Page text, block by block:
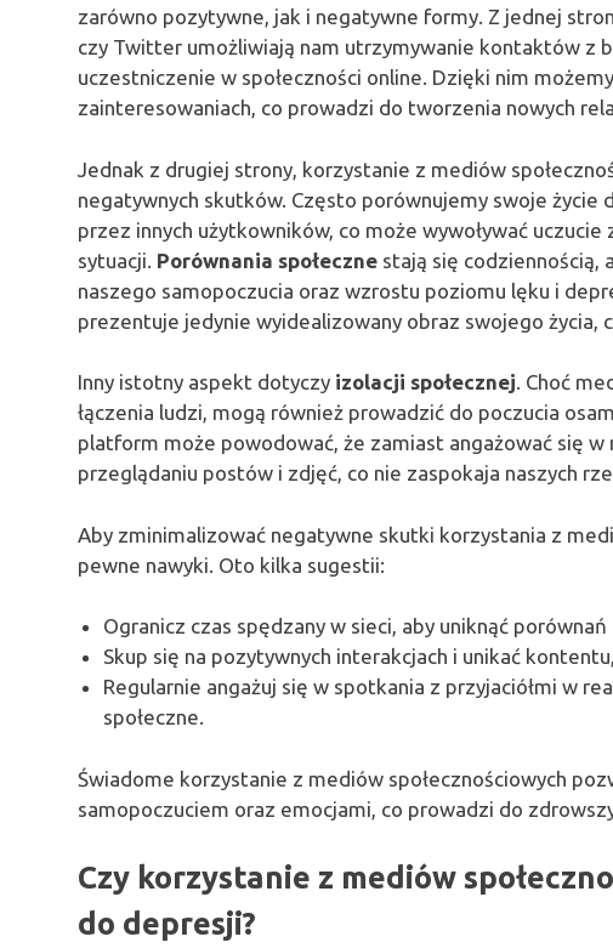
zarówno pozytywne, jak i negatywne formy. Z jednej
czy Twitter umożliwiają nam utrzymywanie kontaktów z
uczestniczenie w społeczności online. Dzięki nim
zainteresowaniach, co prowadzi do tworzenia nowych
Jednak z drugiej strony, korzystanie z mediów
negatywnych skutków. Często porównujemy swoje życie
przez innych użytkowników, co może wywoływać
sytuacji. Porównania społeczne stają się codziennością,
naszego samopoczucia oraz wzrostu poziomu lęku i
prezentuje jedynie wyidealizowany obraz swojego życia,
Inny istotny aspekt dotyczy izolacji społecznej. Choć
łączenia ludzi, mogą również prowadzić do poczucia
platform może powodować, że zamiast angażować się w
przeglądaniu postów i zdjęć, co nie zaspokaja naszych
Aby zminimalizować negatywne skutki korzystania z
pewne nawyki. Oto kilka sugestii:
Ogranicz czas spędzany w sieci, aby uniknąć
Skup się na pozytywnych interakcjach i unikać
Regularnie angażuj się w spotkania z przyjaciółmi w
społeczne.
Świadome korzystanie z mediów społecznościowych
samopoczuciem oraz emocjami, co prowadzi do
Czy korzystanie z mediów
do depresji?